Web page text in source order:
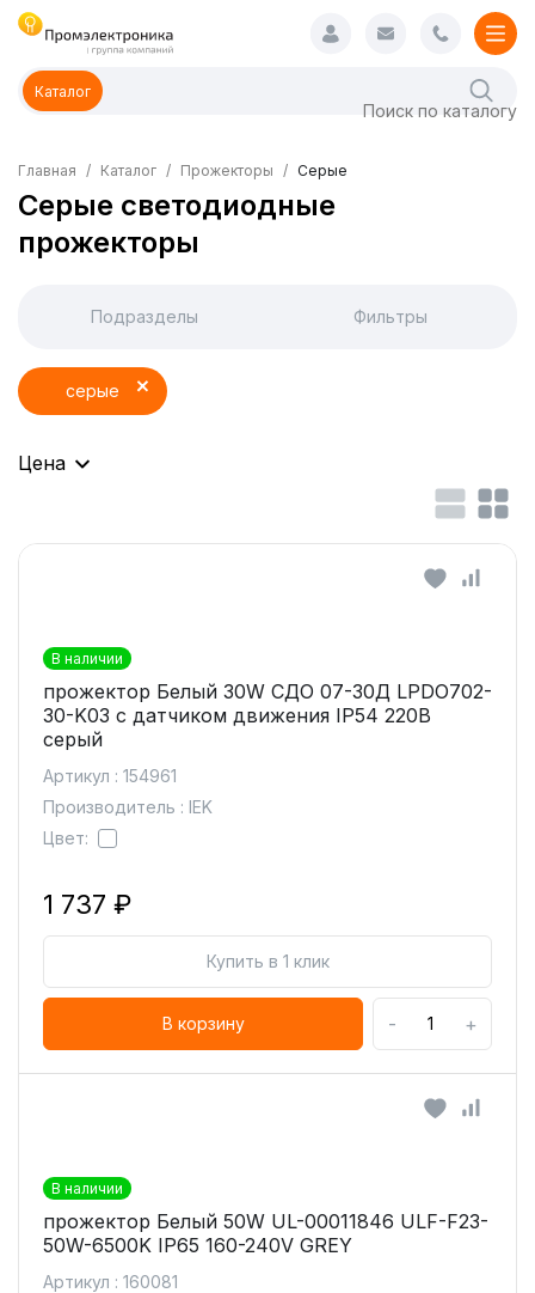
Каталог
Главная Каталог Прожекторы Серые
Серые светодиодные
прожекторы
Подразделы Фильтры
серые
Цена
В наличии
прожектор Белый 30W СДО 07-30Д LPDO702-
30-K03 с датчиком движения IP54 220В
серый
Артикул : 154961
Производитель : IEK
Цвет:
1 737 ₽
Купить в 1 клик
В корзину - +
В наличии
прожектор Белый 50W UL-00011846 ULF-F23-
50W-6500K IP65 160-240V GREY
Артикул : 160081